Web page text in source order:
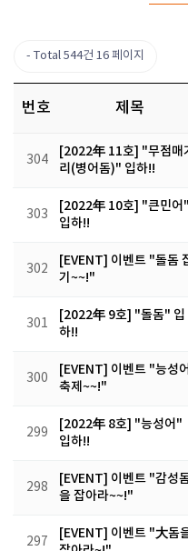
Total 544건 16 페이지
번호 제목
304
[2022年 11호] "무점매
리(병어돔)" 입하!!
303
[2022年 10호] "큰민어"
입하!!
302
[EVENT] 이벤트 "돌돔
기~~!"
301
[2022年 9호] "돌돔" 입
하!!
300
[EVENT] 이벤트 "능성어
축제~~!"
299
[2022年 8호] "능성어"
입하!!
298
[EVENT] 이벤트 "감성
을 잡아라~~!"
297
[EVENT] 이벤트 "大돔